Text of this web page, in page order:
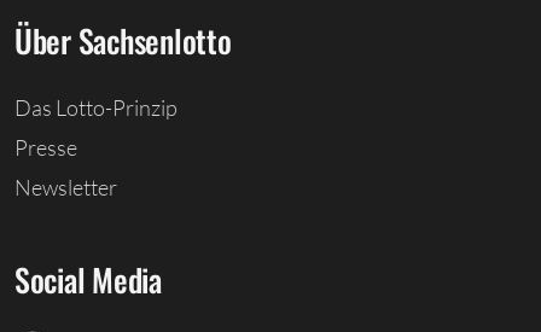
Über Sachsenlotto
Das Lotto-Prinzip
Presse
Newsletter
Social Media